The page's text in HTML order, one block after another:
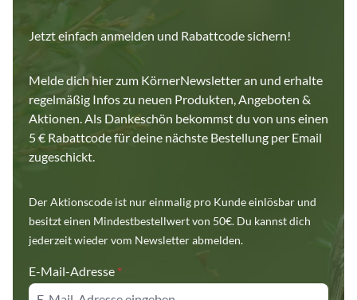
Jetzt einfach anmelden und Rabattcode sichern!
Melde dich hier zum KörnerNewsletter an und erhalte
regelmäßig Infos zu neuen Produkten, Angeboten &
Aktionen. Als Dankeschön bekommst du von uns einen
5 € Rabattcode für deine nächste Bestellung per Email
zugeschickt.
Der Aktionscode ist nur einmalig pro Kunde einlösbar und
besitzt einen Mindestbestellwert von 50€. Du kannst dich
jederzeit wieder vom Newsletter abmelden.
E-Mail-Adresse *